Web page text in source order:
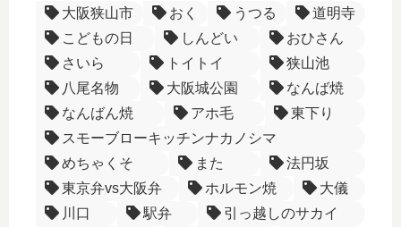
大阪狭山市 おく うつる
道明寺
こどもの日
しんどい
おひさん
さいら
トイトイ
狭山池
八尾名物
大阪城公園
なんば焼
なんばん焼
アホ毛
東下り
スモーブローキッチンナカノシマ
めちゃくそ
また
法円坂
東京弁vs大阪弁
ホルモン焼
大儀
川口
駅弁
引っ越しのサカイ